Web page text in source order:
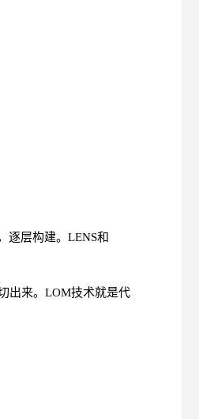
逐层构建。LENS和
出来。LOM技术就是代